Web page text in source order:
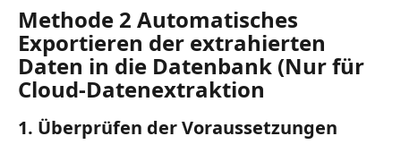
Methode 2 Automatisches
Exportieren der extrahierten
Daten in die Datenbank (Nur für
Cloud-Datenextraktion
1. Überprüfen der Voraussetzungen